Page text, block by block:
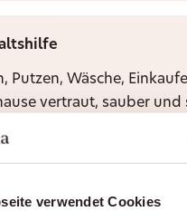
verwendet Cookies
Putzen, Wäsche,
vertraut, sauber und
es allein bewältigen